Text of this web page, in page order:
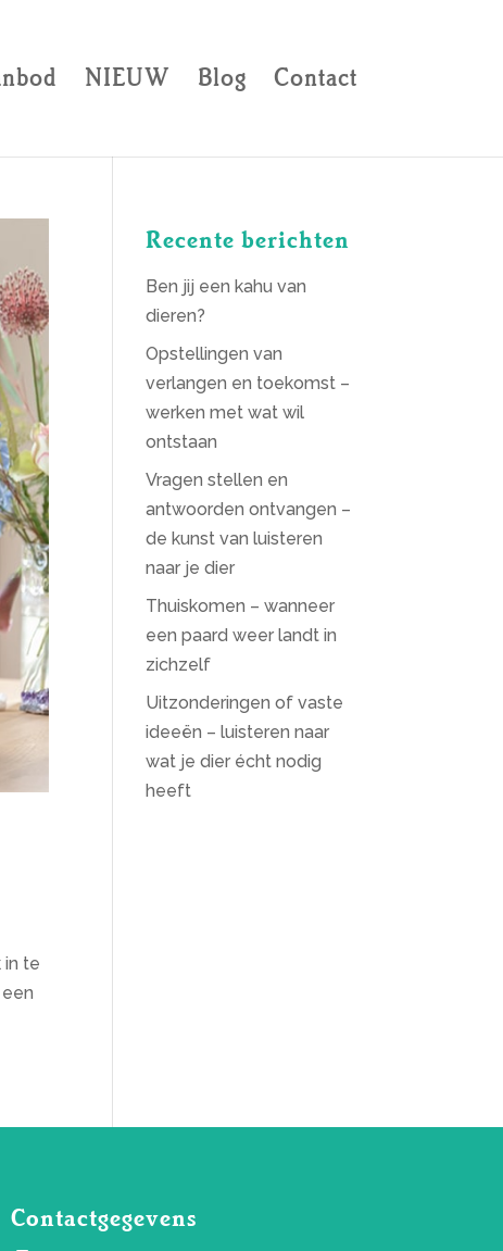
NIEUW Blog Contact
in te
Recente berichten
Ben jij een kahu van
dieren?
Opstellingen van
verlangen en toekomst –
werken met wat wil
ontstaan
Vragen stellen en
antwoorden ontvangen –
de kunst van luisteren
naar je dier
Thuiskomen – wanneer
een paard weer landt in
zichzelf
Uitzonderingen of vaste
ideeën – luisteren naar
wat je dier écht nodig
heeft
Contactgegevens